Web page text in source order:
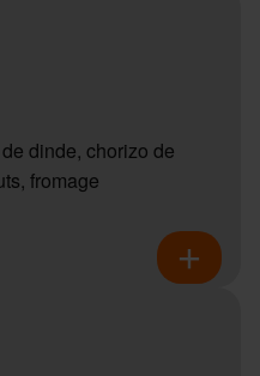
dinde, chorizo de
fromage